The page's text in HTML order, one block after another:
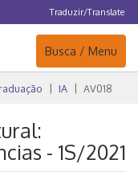
Traduzir/Translate
Navegação
Busca / Menu
IA AV018
- 1S/2021